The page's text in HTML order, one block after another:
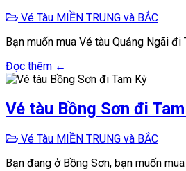
Vé Tàu MIỀN TRUNG và BẮC
Bạn muốn mua Vé tàu Quảng Ngãi
Đọc thêm ←
Vé tàu Bồng Sơn đi
Vé Tàu MIỀN TRUNG và BẮC
Bạn đang ở Bồng Sơn, bạn muốn